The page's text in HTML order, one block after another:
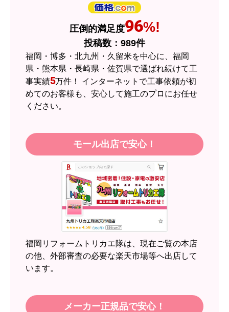
ショップからの連絡や対応は適切でしたか？
予定の期日までに商品が届きましたか？
はい
商品の梱包は必要十分なものでしたか？
はい
またこのショップを利用したいですか？
【注文商品】エアコン・クーラー 【注
文時期】2026年05月頃（モバイルから）
【このショップを選んだ理由は？】
近隣のショップでしっかりやってくれそうだった
【注文からどのくらいで届きましたか？】
【その他感想・コメント】
2026年6月30日 23:50
圧倒的満足度96%!
投稿数： 989件
福岡・博多・北九州・久留米を中心に、福岡
県・熊本県・長崎県・佐賀県で選ばれ続けて工
事実績5万件！ インターネットで工事依頼が初
めてのお客様も、安心して施工のプロにお任せ
ください。
モール出店で安心！
福岡リフォームトリカエ隊は、現在ご覧の本店
の他、外部審査の必要な楽天市場等へ出店して
います。
メーカー正規品で安心！